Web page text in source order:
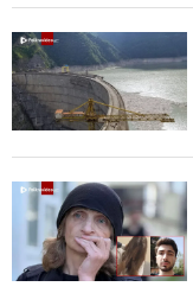
რუსულის
სამოთხე –
ევროინტეგრაცია
საქართველოს მთელი
ყოველთვის
საბასგან
რუსების ხელში,
თვითონ შვილი
კავშირი იყო,
წელი კანარის
იორკში 1988 წელს.